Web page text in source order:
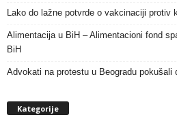
Lako do lažne potvrde o vakcinaciji protiv
Alimentacija u BiH – Alimentacioni fond
BiH
Advokati na protestu u Beogradu pokušali
Kategorije